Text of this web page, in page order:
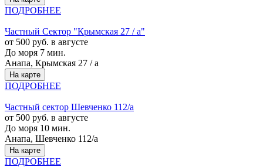
ПОДРОБНЕЕ
Частный Сектор "Крымская 27 / а"
от 500 руб. в августе
До моря 7 мин.
Анапа, Крымская 27 / а
На карте
ПОДРОБНЕЕ
Частный сектор Шевченко 112/а
от 500 руб. в августе
До моря 10 мин.
Анапа, Шевченко 112/а
На карте
ПОДРОБНЕЕ